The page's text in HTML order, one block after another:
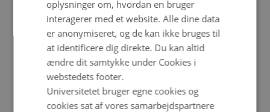
juli 2022(5 poster)
juni 2022(1 post)
maj 2022(6 poster)
april 2022(4 poster)
februar 2022
(4 poster)
januar 2022(3 poster)
oplysninger om, hvordan en bruger
interagerer med et website. Alle dine data
er anonymiseret, og de kan ikke bruges til
at identificere dig direkte. Du kan altid
ændre dit samtykke under Cookies i
webstedets footer.
Universitetet bruger egne cookies og
cookies sat af vores samarbejdspartnere